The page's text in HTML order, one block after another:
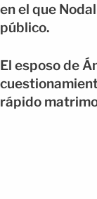
en el que
público.
El esposo de
rápido